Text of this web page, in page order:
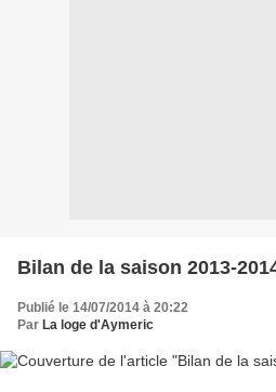
Bilan de la saison 2013-
Publié le 14/07/2014 à 20:22
Par La loge d'Aymeric